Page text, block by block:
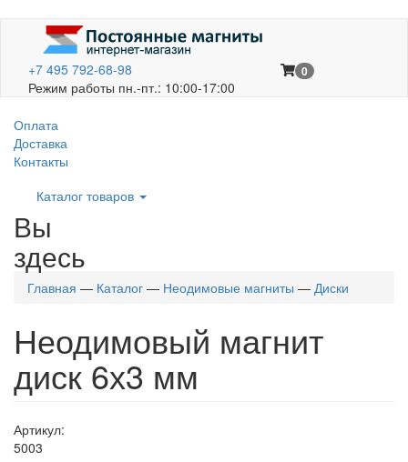
+7 495 792-68-98
Режим работы пн.-пт.: 10:00-17:00
0
Оплата
Доставка
Контакты
Каталог товаров
Вы
здесь
Главная — Каталог — Неодимовые магниты — Диски
Неодимовый магнит
диск 6х3 мм
Артикул:
5003